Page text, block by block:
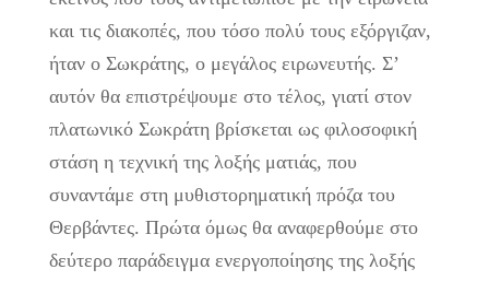
και τις διακοπές, που τόσο πολύ τους εξόργιζαν,
ήταν ο Σωκράτης, ο μεγάλος ειρωνευτής. Σ’
αυτόν θα επιστρέψουμε στο τέλος, γιατί στον
πλατωνικό Σωκράτη βρίσκεται ως φιλοσοφική
στάση η τεχνική της λοξής ματιάς, που
συναντάμε στη μυθιστορηματική πρόζα του
Θερβάντες. Πρώτα όμως θα αναφερθούμε στο
δεύτερο παράδειγμα ενεργοποίησης της λοξής